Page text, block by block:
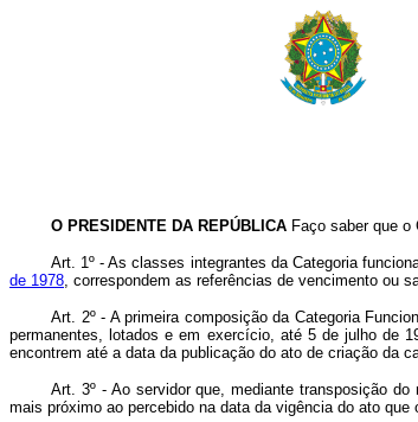
O PRESIDENTE DA REPÚBLICA Faço saber que
Art. 1º - As classes integrantes da Categoria
de 1978, correspondem as referências de vencimento ou
Art. 2º - A primeira composição da Categoria
permanentes, lotados e em exercício, até 5 de julho de
encontrem até a data da publicação do ato de criação da
Art. 3º - Ao servidor que, mediante transposição
mais próximo ao percebido na data da vigência do ato que